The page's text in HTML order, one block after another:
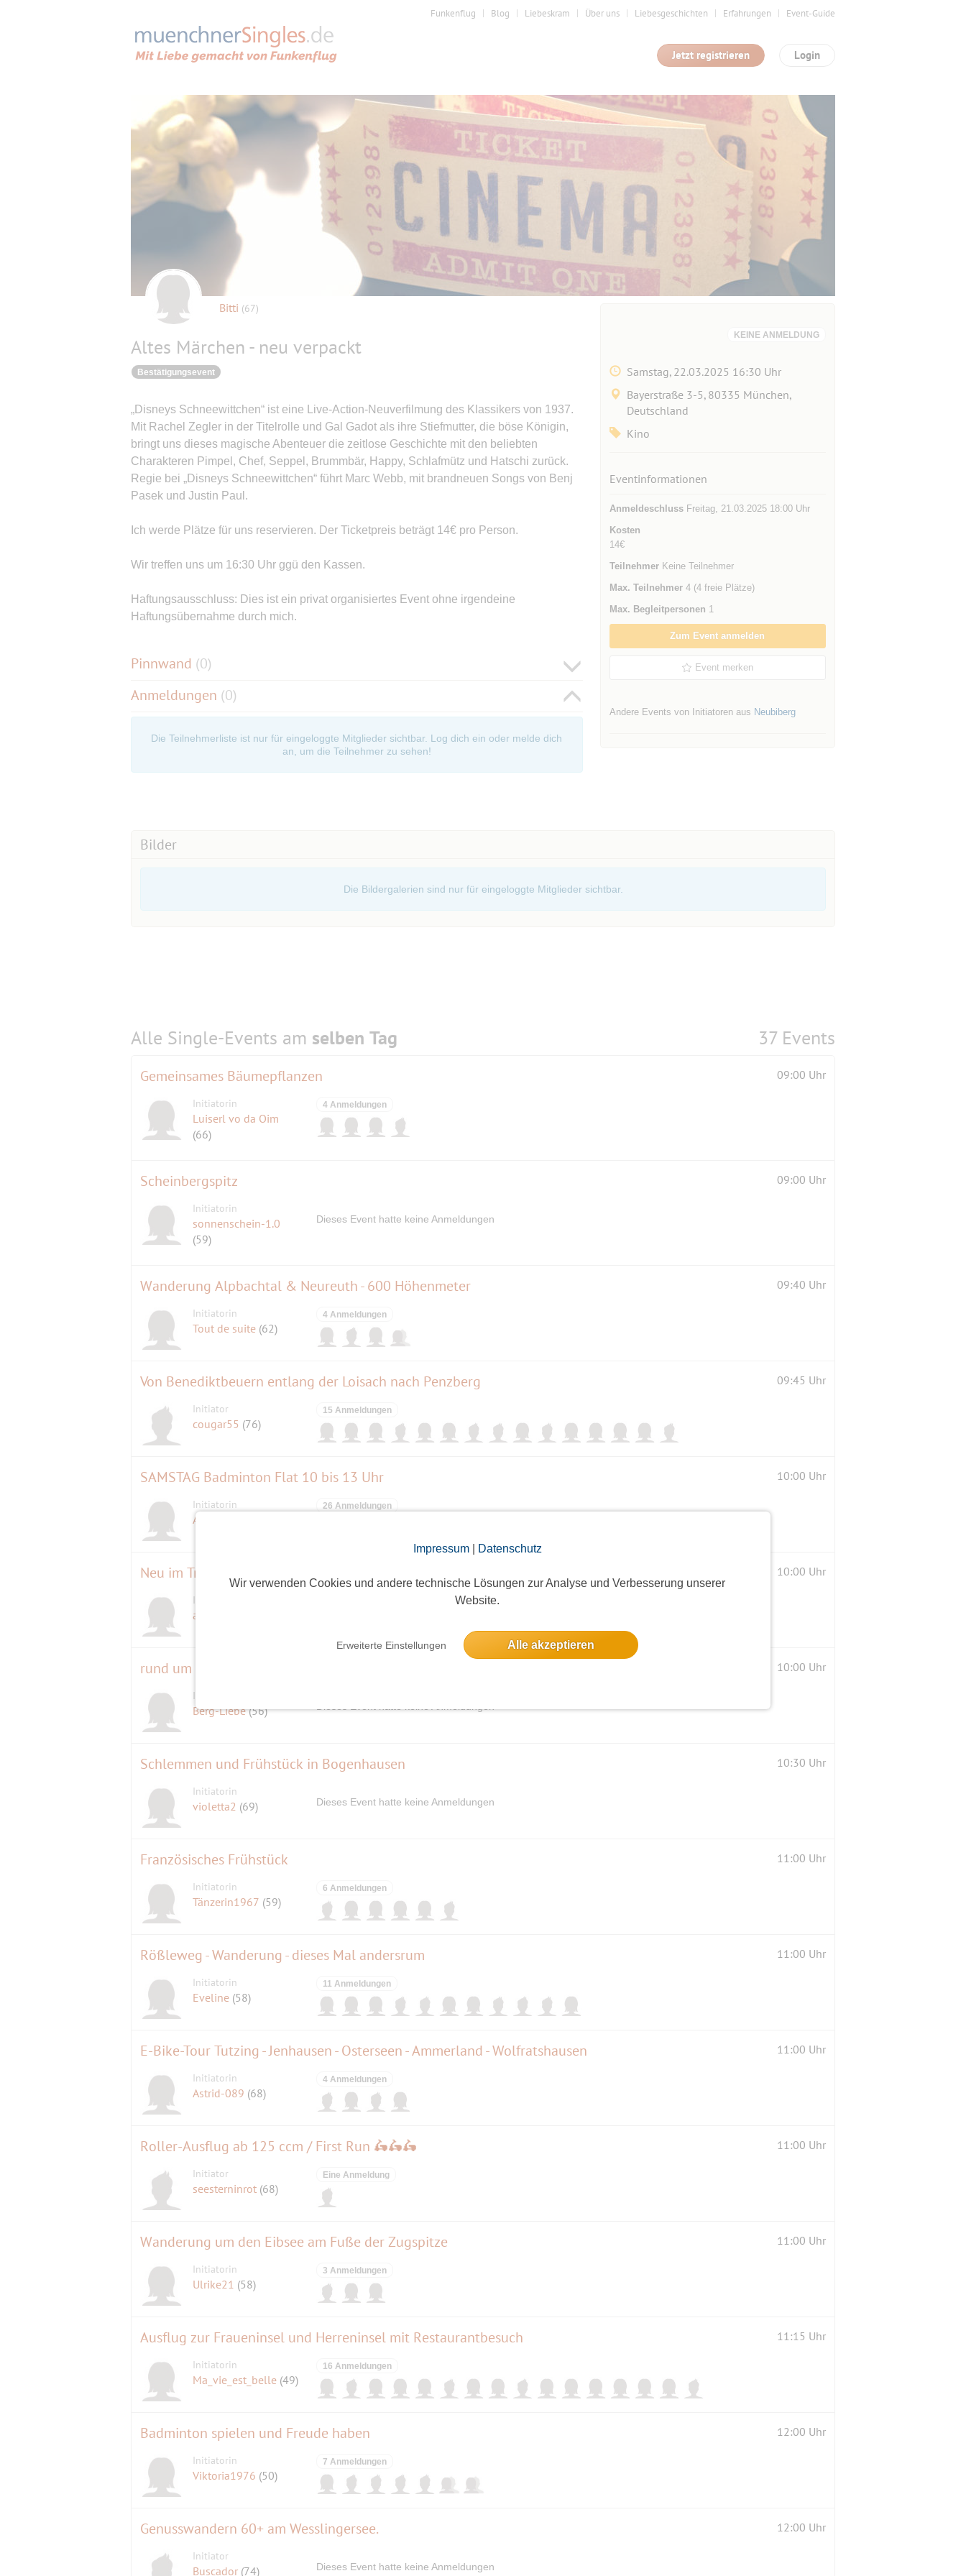
Impressum| Datenschutz
Wir verwenden Cookies und andere technische Lösungen zur Analyse und Verbesserung unserer
Website.
Erweiterte Einstellungen Alle akzeptieren
Funkenflug Blog Liebeskram Über uns Liebesgeschichten Erfahrungen Event-Guide
Login
Jetzt registrieren
Bitti (67)
Altes Märchen - neu verpackt
Bestätigungsevent
„Disneys Schneewittchen“ ist eine Live-Action-Neuverfilmung des Klassikers von 1937.
Mit Rachel Zegler in der Titelrolle und Gal Gadot als ihre Stiefmutter, die böse Königin,
bringt uns dieses magische Abenteuer die zeitlose Geschichte mit den beliebten
Charakteren Pimpel, Chef, Seppel, Brummbär, Happy, Schlafmütz und Hatschi zurück.
Regie bei „Disneys Schneewittchen“ führt Marc Webb, mit brandneuen Songs von Benj
Pasek und Justin Paul.
Ich werde Plätze für uns reservieren. Der Ticketpreis beträgt 14€ pro Person.
Wir treffen uns um 16:30 Uhr ggü den Kassen.
Haftungsausschluss: Dies ist ein privat organisiertes Event ohne irgendeine
Haftungsübernahme durch mich.
Pinnwand (0)
Anmeldungen (0)
Die Teilnehmerliste ist nur für eingeloggte Mitglieder sichtbar. Log dich ein oder melde dich
an, um die Teilnehmer zu sehen!
KEINE ANMELDUNG
Samstag, 22.03.2025 16:30 Uhr
Bayerstraße 3-5, 80335 München,
Deutschland
Kino
Eventinformationen
AnmeldeschlussFreitag, 21.03.2025 18:00 Uhr
Kosten
14€
TeilnehmerKeine Teilnehmer
Max. Teilnehmer4 (4 freie Plätze)
Max. Begleitpersonen 1
Zum Event anmelden
Event merken
Andere Events von Initiatoren aus Neubiberg
Bilder
Die Bildergalerien sind nur für eingeloggte Mitglieder sichtbar.
Alle Single-Events am selben Tag 37 Events
Gemeinsames Bäumepflanzen 09:00 Uhr
Initiatorin
Luiserl vo da Oim
(66)
4 Anmeldungen
Scheinbergspitz 09:00 Uhr
Initiatorin
sonnenschein-1.0
(59)
Dieses Event hatte keine Anmeldungen
Wanderung Alpbachtal & Neureuth - 600 Höhenmeter 09:40 Uhr
Initiatorin
Tout de suite (62)
4 Anmeldungen
Von Benediktbeuern entlang der Loisach nach Penzberg 09:45 Uhr
Initiator
cougar55 (76)
15 Anmeldungen
SAMSTAG Badminton Flat 10 bis 13 Uhr 10:00 Uhr
Initiatorin
A.l.e.x.
26 Anmeldungen
Neu im Trend mit Second Hand - Kleidermarkt für Erwachsene 10:00 Uhr
Initiatorin
adeka
rund um Füssen am Wochenende 10:00 Uhr
Initiatorin
Berg-Liebe(56) Dieses Event hatte keine Anmeldungen
Schlemmen und Frühstück in Bogenhausen 10:30 Uhr
Initiatorin
violetta2 (69) Dieses Event hatte keine Anmeldungen
Französisches Frühstück 11:00 Uhr
Initiatorin
Tänzerin1967 (59)
6 Anmeldungen
Rößleweg - Wanderung - dieses Mal andersrum 11:00 Uhr
Initiatorin
Eveline (58)
11 Anmeldungen
E-Bike-Tour Tutzing - Jenhausen - Osterseen - Ammerland - Wolfratshausen 11:00 Uhr
Initiatorin
Astrid-089 (68)
4 Anmeldungen
Roller-Ausflug ab 125 ccm / First Run 🛵🛵🛵 11:00 Uhr
Initiator
seesterninrot (68)
Eine Anmeldung
Wanderung um den Eibsee am Fuße der Zugspitze 11:00 Uhr
Initiatorin
Ulrike21 (58)
3 Anmeldungen
Ausflug zur Fraueninsel und Herreninsel mit Restaurantbesuch 11:15 Uhr
Initiatorin
Ma_vie_est_belle (49)
16 Anmeldungen
Badminton spielen und Freude haben 12:00 Uhr
Initiatorin
Viktoria1976 (50)
7 Anmeldungen
Genusswandern 60+ am Wesslingersee. 12:00 Uhr
Initiator
Buscador (74) Dieses Event hatte keine Anmeldungen